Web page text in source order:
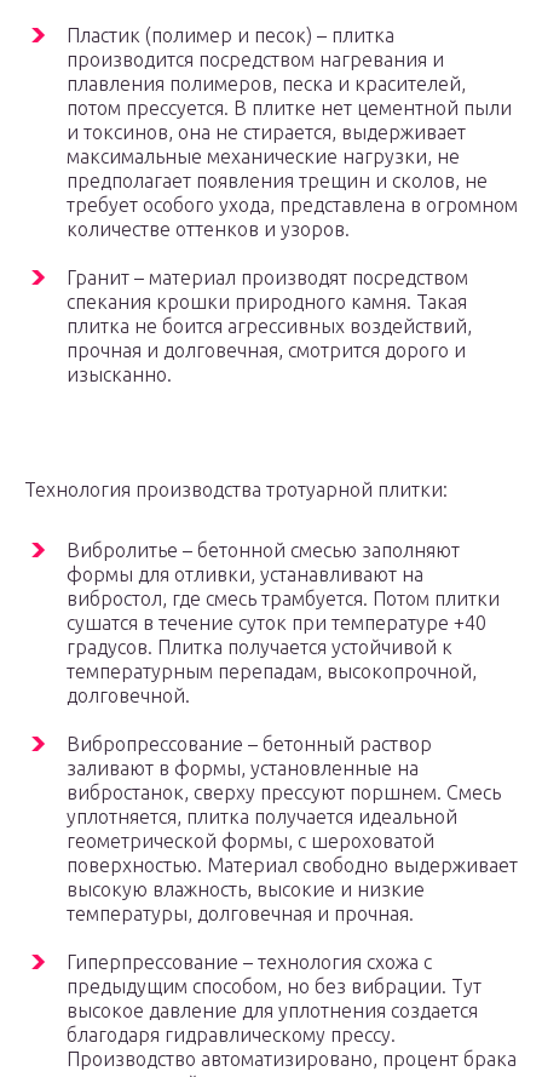
Пластик (полимер и песок) – плитка
производится посредством нагревания и
плавления полимеров, песка и красителей,
потом прессуется. В плитке нет цементной пыли
и токсинов, она не стирается, выдерживает
максимальные механические нагрузки, не
предполагает появления трещин и сколов, не
требует особого ухода, представлена в огромном
количестве оттенков и узоров.
Гранит – материал производят посредством
спекания крошки природного камня. Такая
плитка не боится агрессивных воздействий,
прочная и долговечная, смотрится дорого и
изысканно.
Технология производства тротуарной плитки:
Вибролитье – бетонной смесью заполняют
формы для отливки, устанавливают на
вибростол, где смесь трамбуется. Потом плитки
сушатся в течение суток при температуре +40
градусов. Плитка получается устойчивой к
температурным перепадам, высокопрочной,
долговечной.
Вибропрессование – бетонный раствор
заливают в формы, установленные на
вибростанок, сверху прессуют поршнем. Смесь
уплотняется, плитка получается идеальной
геометрической формы, с шероховатой
поверхностью. Материал свободно выдерживает
высокую влажность, высокие и низкие
температуры, долговечная и прочная.
Гиперпрессование – технология схожа с
предыдущим способом, но без вибрации. Тут
высокое давление для уплотнения создается
благодаря гидравлическому прессу.
Производство автоматизировано, процент брака